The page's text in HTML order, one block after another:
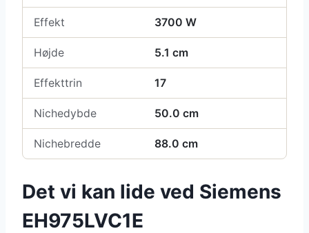
Effekt 3700 W
Højde 5.1 cm
Effekttrin 17
Nichedybde 50.0 cm
Nichebredde 88.0 cm
Det vi kan lide ved Siemens
EH975LVC1E